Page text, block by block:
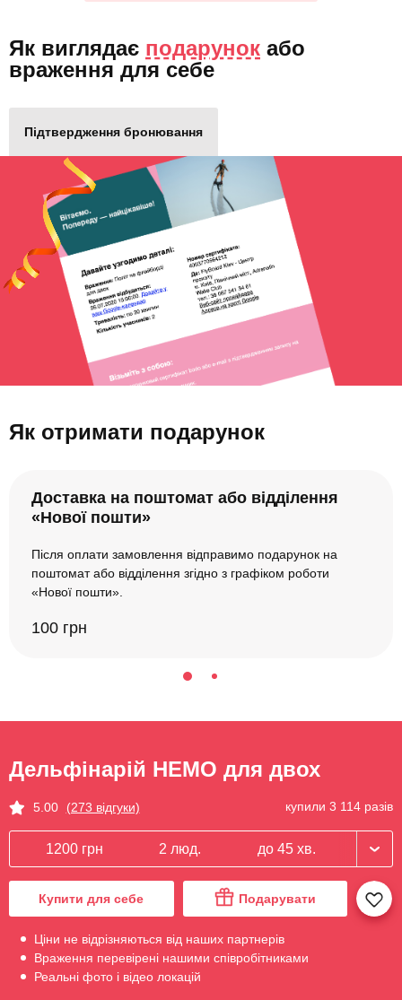
Як виглядає подарунок або
враження для себе
Підтвердження бронювання
Як отримати подарунок
Доставка на поштомат або відділення
«Нової пошти»
Після оплати замовлення відправимо подарунок на
поштомат або відділення згідно з графіком роботи
«Нової пошти».
100 грн
Дельфінарій НЕМО для двох
5.00 (273 відгуки) купили 3 114 разів
1200 грн 2 люд. до 45 хв.
Купити для себе Подарувати
Ціни не відрізняються від наших партнерів
Враження перевірені нашими співробітниками
Реальні фото і відео локацій